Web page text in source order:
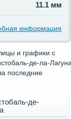
11.1 мм
информация
и графики с
де-ла-
последние
де-